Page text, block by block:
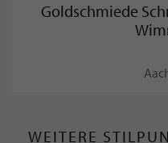
Goldschmiede
WEITERE